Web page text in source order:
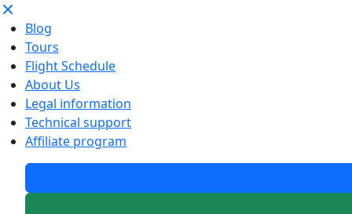
Blog
Tours
Flight Schedule
About Us
Legal information
Technical support
Affiliate program